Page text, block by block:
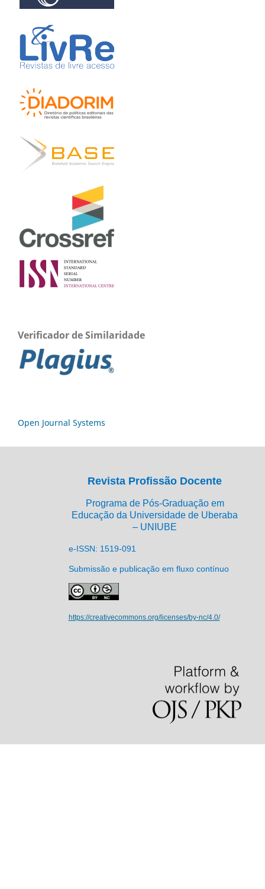
Verificador de Similaridade
Open Journal Systems
Revista Profissão Docente
Programa de Pós-Graduação em
Educação da Universidade de Uberaba
– UNIUBE
e-ISSN: 1519-091
Submissão e publicação em fluxo contínuo
https://creativecommons.org/licenses/by-nc/4.0/